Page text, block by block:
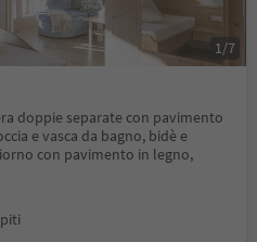
doppie separate con pavimento
e vasca da bagno, bidè e
con pavimento in legno,
1/7